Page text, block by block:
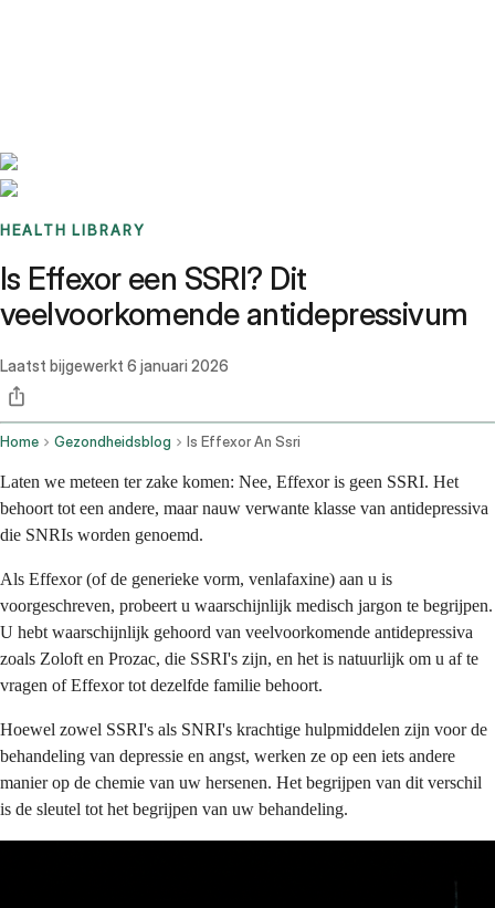
HEALTH LIBRARY
Is Effexor een SSRI? Dit
veelvoorkomende antidepressivum
Laatst bijgewerkt 6 januari 2026
Home Gezondheidsblog Is Effexor An Ssri
Laten we meteen ter zake komen: Nee, Effexor is geen SSRI. Het
behoort tot een andere, maar nauw verwante klasse van antidepressiva
die SNRIs worden genoemd.
Als Effexor (of de generieke vorm, venlafaxine) aan u is
voorgeschreven, probeert u waarschijnlijk medisch jargon te begrijpen.
U hebt waarschijnlijk gehoord van veelvoorkomende antidepressiva
zoals Zoloft en Prozac, die SSRI's zijn, en het is natuurlijk om u af te
vragen of Effexor tot dezelfde familie behoort.
Hoewel zowel SSRI's als SNRI's krachtige hulpmiddelen zijn voor de
behandeling van depressie en angst, werken ze op een iets andere
manier op de chemie van uw hersenen. Het begrijpen van dit verschil
is de sleutel tot het begrijpen van uw behandeling.